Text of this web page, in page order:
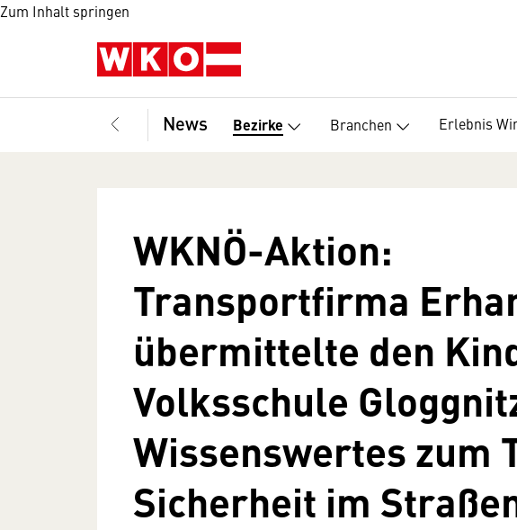
Zum Inhalt springen
News Bezirke Branchen Erlebnis
WKNÖ-Aktion:
Transportfirma
übermittelte den
Volksschule
Wissenswertes zum
Sicherheit im